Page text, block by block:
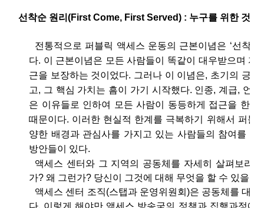
선착순 원리(First Come, First Served) : 누구를 위한 것인
전통적으로 퍼블릭 액세스 운동의 근본이념은 ‘선착순
다. 이 근본이념은 모든 사람들이 똑같이 대우받으며 자
근을 보장하는 것이었다. 그러나 이 이념은, 초기의 긍정
고, 그 핵심 가치는 흠이 가기 시작했다. 인종, 계급, 언
은 이유들로 인하여 모든 사람이 동등하게 접근을 한다
때문이다. 이러한 현실적 한계를 극복하기 위해서 퍼블
양한 배경과 관심사를 가지고 있는 사람들의 참여를 더
방안들이 있다.
액세스 센터와 그 지역의 공동체를 자세히 살펴보라.
가? 왜 그런가? 당신이 그것에 대해 무엇을 할 수 있을까?
액세스 센터 조직(스탭과 운영위원회)은 공동체를 대
다. 이렇게 해야만 액세스 방송국의 정책과 집행과정에